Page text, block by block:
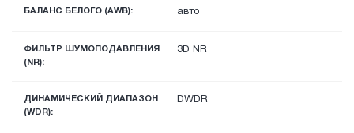
БАЛАНС БЕЛОГО (AWB): авто
ФИЛЬТР ШУМОПОДАВЛЕНИЯ
(NR):
3D NR
ДИНАМИЧЕСКИЙ ДИАПАЗОН
(WDR):
DWDR